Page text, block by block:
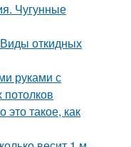
Чугунные
откидных
руками с
это такое, как